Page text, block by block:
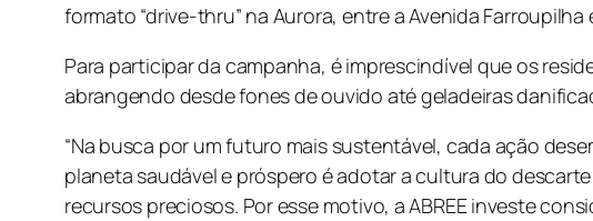
formato “drive-thru” na Aurora, entre a Avenida
Para participar da campanha, é imprescindível que os
abrangendo desde fones de ouvido até geladeiras
“Na busca por um futuro mais sustentável, cada ação
planeta saudável e próspero é adotar a cultura do
recursos preciosos. Por esse motivo, a ABREE investe